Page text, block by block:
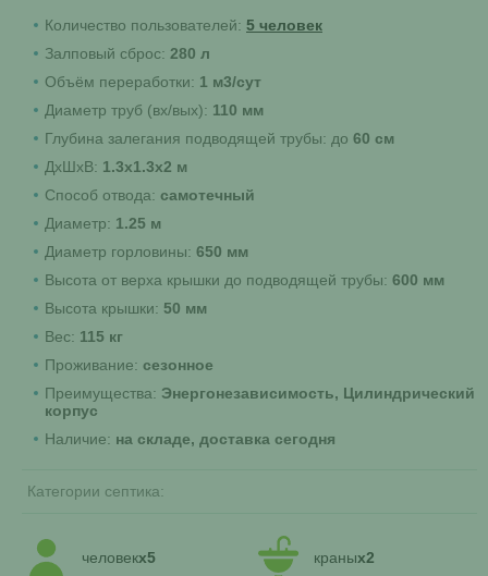
Количество пользователей: 5 человек
Залповый сброс: 280 л
Объём переработки: 1 м3/сут
Диаметр труб (вх/вых): 110 мм
Глубина залегания подводящей трубы: до 60 см
ДхШхВ: 1.3х1.3х2 м
Способ отвода: самотечный
Диаметр: 1.25 м
Диаметр горловины: 650 мм
Высота от верха крышки до подводящей трубы: 600 мм
Высота крышки: 50 мм
Вес: 115 кг
Проживание: сезонное
Преимущества: Энергонезависимость, Цилиндрический
корпус
Наличие: на складе, доставка сегодня
Категории септика:
человекx5 краныx2